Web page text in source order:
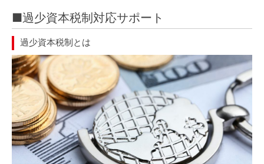
■過少資本税制対応サポート
過少資本税制とは